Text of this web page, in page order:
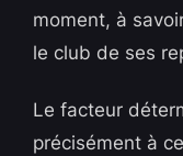
moment, à
le club de ses
Le facteur
précisément à